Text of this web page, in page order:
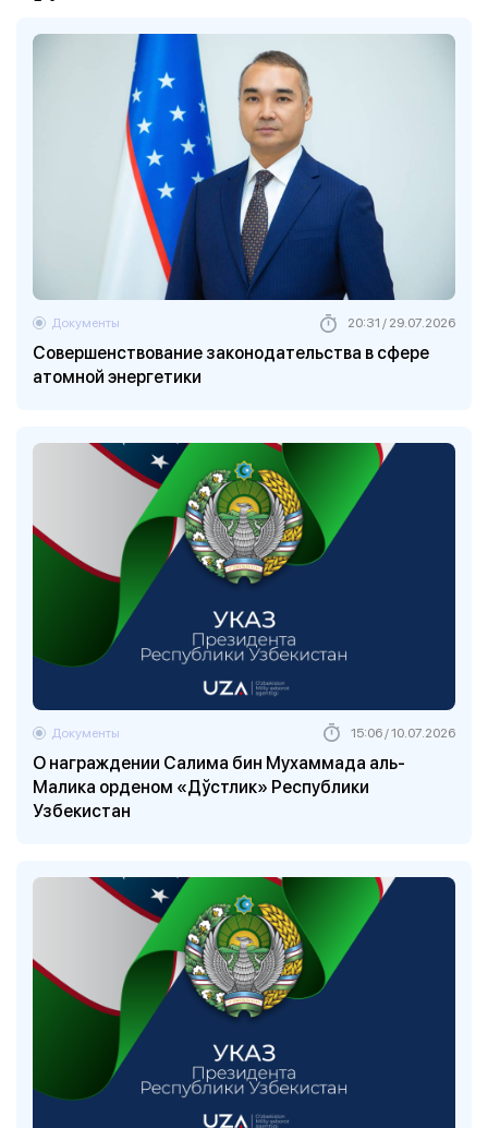
Совершенствование законодательства в сфере
атомной энергетики
Документы 20:31 / 29.07.2026
О награждении Салима бин Мухаммада аль-
Малика орденом «Дўстлик» Республики
Узбекистан
Документы 15:06 / 10.07.2026